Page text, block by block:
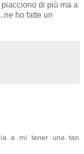
di più ma a
ho fatte un
a mí tener una tan